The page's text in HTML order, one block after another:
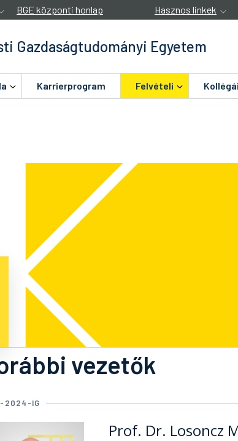
BGE központi honlap Hasznos linkek
Gazdaságtudományi Egyetem
Karrierprogram Felvételi
vezetők
2024-IG
Prof. Dr. Losoncz